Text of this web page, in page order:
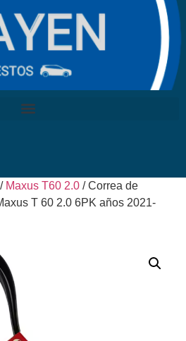
/ Maxus T60 2.0 / Correa de
T 60 2.0 6PK años 2021-